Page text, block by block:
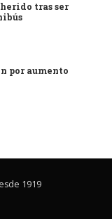
tras ser
por aumento
1919